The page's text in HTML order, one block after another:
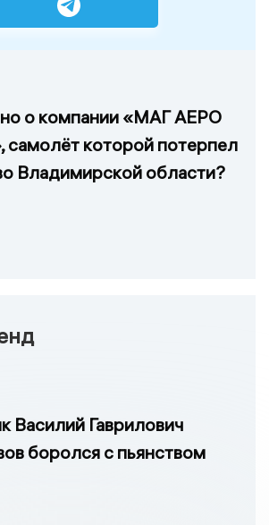
о компании «МАГ АЕРО
которой потерпел
Владимирской области?
Василий Гаврилович
боролся с пьянством